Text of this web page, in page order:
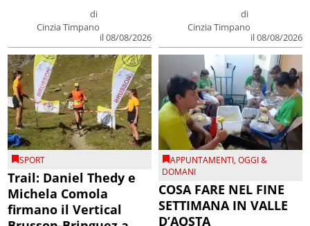
di
Cinzia Timpano
il 08/08/2026
di
Cinzia Timpano
il 08/08/2026
SPORT
Trail: Daniel Thedy e
Michela Comola
firmano il Vertical
APPUNTAMENTI,OGGI &
DOMANI
COSA FARE NEL FINE
SETTIMANA IN VALLE
D’AOSTA